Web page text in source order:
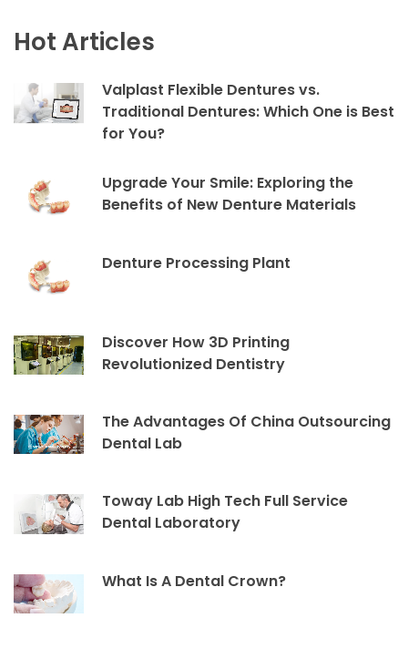
Hot Articles
Valplast Flexible Dentures vs.
Traditional Dentures: Which One is Best
for You?
Upgrade Your Smile: Exploring the
Benefits of New Denture Materials
Denture Processing Plant
Discover How 3D Printing
Revolutionized Dentistry
The Advantages Of China Outsourcing
Dental Lab
Toway Lab High Tech Full Service
Dental Laboratory
What Is A Dental Crown?